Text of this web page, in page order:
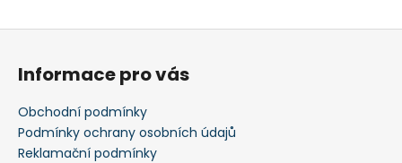
Z
Informace pro vás
Obchodní podmínky
Podmínky ochrany osobních údajů
Reklamační podmínky